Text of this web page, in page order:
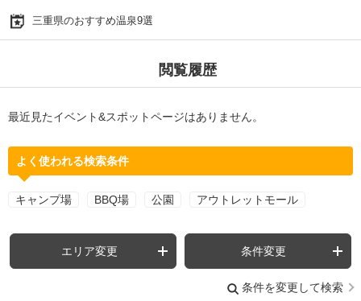
三重県のおすすめ温泉9選
閲覧履歴
最近見たイベント&スポットページはありません。
よく使われる検索条件
キャンプ場 BBQ場 公園 アウトレットモール
エリア変更 条件変更
条件を変更して検索